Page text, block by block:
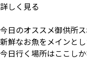
詳しく見る
今日のオススメ御供所
新鮮なお魚をメインとし
今日行く場所はここし